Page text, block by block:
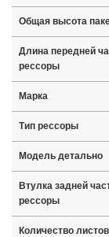
Общая высота
Длина передней
рессоры
Марка
Тип рессоры
Модель детально
Втулка задней
рессоры
Количество листов